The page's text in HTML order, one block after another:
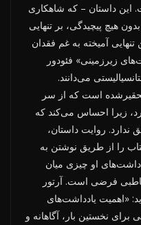
این داستان – که شاهکاری
هیچ پیچیدگی‌، بر تنهایی
آمیخته به غم فقدان
زیرزمینی» فئودور
می‌دانند.
است که از سر
زیرا احساس می‌کند که
ندارد. روایت داستان،
را از طریق نوشتن به
او چیزی میان
فرضی است. آرتور
«اهمیت یادداشت‌های
نخستین بار، آگاهانه و